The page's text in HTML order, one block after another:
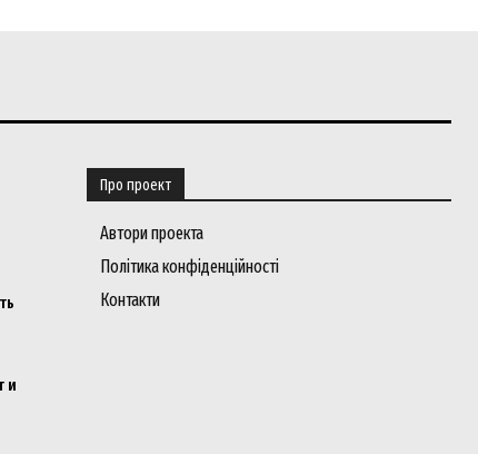
и
Про проект
Автори проекта
Політика конфіденційності
Контакти